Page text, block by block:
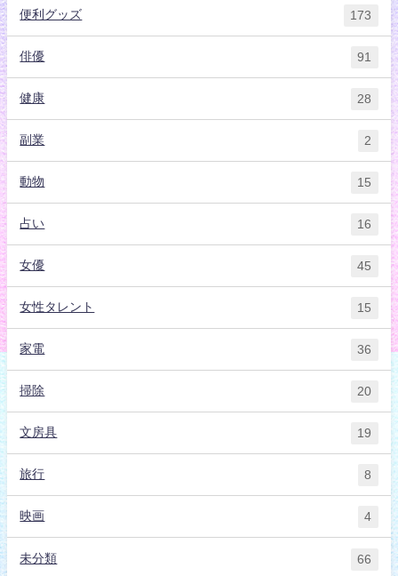
便利グッズ 173
俳優 91
健康 28
副業 2
動物 15
占い 16
女優 45
女性タレント 15
家電 36
掃除 20
文房具 19
旅行 8
映画 4
未分類 66